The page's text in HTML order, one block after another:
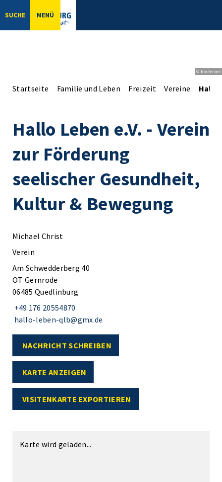
SUCHE MENÜ
© bbsferrari
Startseite Familie und Leben Freizeit Vereine Hallo
Hallo Leben e.V. - Verein
zur Förderung
seelischer Gesundheit,
Kultur & Bewegung
Michael Christ
Verein
Am Schwedderberg 40
OT Gernrode
06485 Quedlinburg
+49 176 20554870
hallo-leben-qlb@gmx.de
NACHRICHT SCHREIBEN
KARTE ANZEIGEN
VISITENKARTE EXPORTIEREN
Karte wird geladen...